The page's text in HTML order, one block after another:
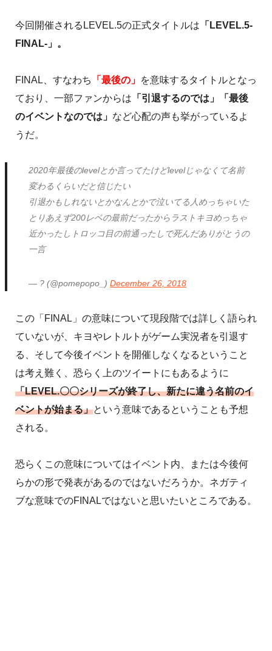
今回開催されるLEVEL.5の正式タイトルは 「LEVEL.5-
FINAL-」。
FINAL、すなわち 「最後の」 を意味するタイトルとなっ
ており、一部ファンからは 「引退するのでは」「最後
のイベントなのでは」 など心配の声も挙がっているよ
うだ。
2020年最後のlevelとか言ってたけどlevelじゃなくて名前
変わるくらいだと信じたい
引退かもしれないとかなんとかで泣いてる人めっちゃいた
とりあえず200レベの最前だったからラストキヨめっちゃ
近かったしトロッコ目の前通ったしで死んだありがとうの
一言
— ? (@pomepopo_)December 26, 2018
この「FINAL」の意味について現段階では詳しく語られ
ていないが、キヨやレトルトがゲーム実況者を引退す
る、そして今後イベントを開催しなくなるということ
は考え難く、恐らく上のツイートにもあるように
「LEVEL.〇〇シリーズが終了し、新たに違う名前のイ
ベントが始まる」という意味であるということも予想
される。
恐らくこの意味についてはイベント内、または今後何
らかの形で発表があるのではないだろうか。ネガティ
ブな意味でのFINALではないと思いたいところである。